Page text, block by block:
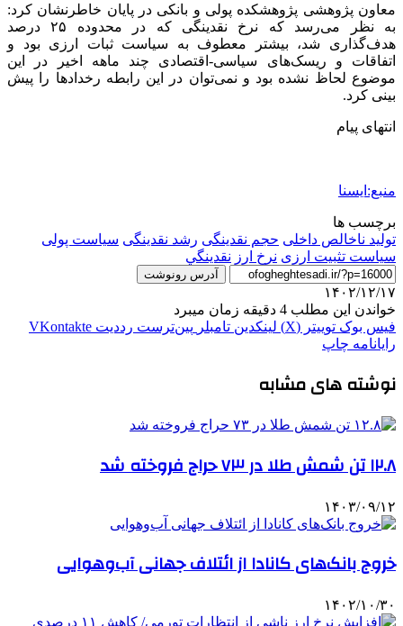
معاون پژوهشی پژوهشکده پولی و بانکی در پایان خاطرنشان کرد:
به نظر می‌رسد که نرخ نقدینگی که در محدوده ۲۵ درصد
هدف‌گذاری شد، بیشتر معطوف به سیاست ثبات ارزی بود و
اتفاقات و ریسک‌های سیاسی-اقتصادی چند ماهه اخیر در این
موضوع لحاظ نشده بود و نمی‌توان در این رابطه رخدادها را پیش
بینی کرد.
انتهای پیام
منبع:ایسنا
برچسب ها
تولید ناخالص داخلی حجم نقدینگی رشد نقدینگی سیاست پولی
سیاست تثبیت ارزی نرخ ارز نقدينگي
آدرس رونوشت
۱۴۰۲/۱۲/۱۷
خواندن این مطلب 4 دقیقه زمان میبرد
فیس بوک توییتر (X) لینکدین ‫تامبلر ‫پین‌ترست ‫رددیت ‫VKontakte
رایانامه چاپ
نوشته های مشابه
۱۲.۸ تن شمش طلا در ۷۳ حراج فروخته شد
۱۴۰۳/۰۹/۱۲
خروج بانک‌های کانادا از ائتلاف جهانی آب‌وهوایی
۱۴۰۲/۱۰/۳۰